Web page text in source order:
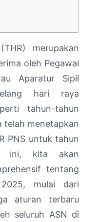
merupakan
oleh Pegawai
Aparatur Sipil
hari raya
tahun-tahun
telah menetapkan
PNS untuk tahun
ini, kita akan
tentang
mulai dari
aturan terbaru
seluruh ASN di